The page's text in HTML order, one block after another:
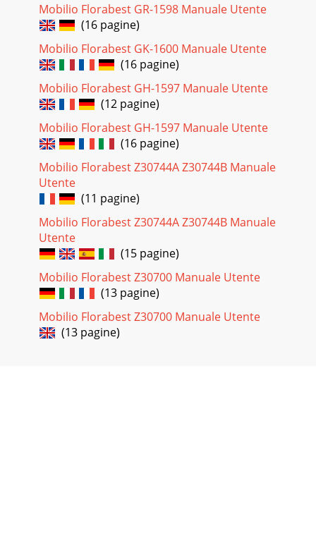
Mobilio Florabest GR-1598 Manuale Utente
(16 pagine)
Mobilio Florabest GK-1600 Manuale Utente
(16 pagine)
Mobilio Florabest GH-1597 Manuale Utente
(12 pagine)
Mobilio Florabest GH-1597 Manuale Utente
(16 pagine)
Mobilio Florabest Z30744A Z30744B Manuale
Utente
(11 pagine)
Mobilio Florabest Z30744A Z30744B Manuale
Utente
(15 pagine)
Mobilio Florabest Z30700 Manuale Utente
(13 pagine)
Mobilio Florabest Z30700 Manuale Utente
(13 pagine)